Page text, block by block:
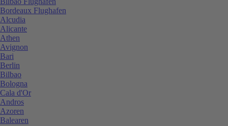
Bordeaux Flughafen
Alcudia
Alicante
Athen
Avignon
Bari
Berlin
Bilbao
Bologna
Cala d'Or
Andros
Azoren
Balearen